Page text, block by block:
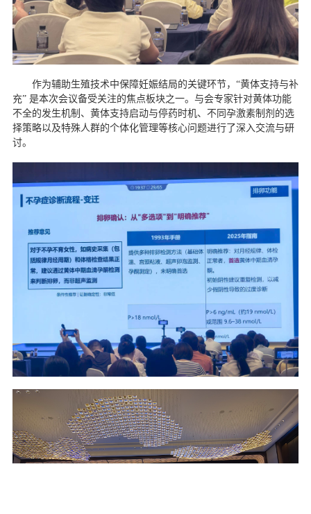
作为辅助生殖技术中保障妊娠结局的关键环节， “黄体支持与补
充” 是本次会议备受关注的焦点板块之一。与会专家针对黄体功能
不全的发生机制、黄体支持启动与停药时机、不同孕激素制剂的选
择策略以及特殊人群的个体化管理等核心问题进行了深入交流与研
讨。